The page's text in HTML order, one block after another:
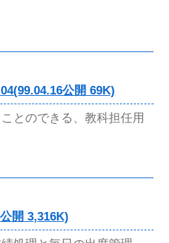
公開 69K)
とのできる、教科担任用
開 3,316K)